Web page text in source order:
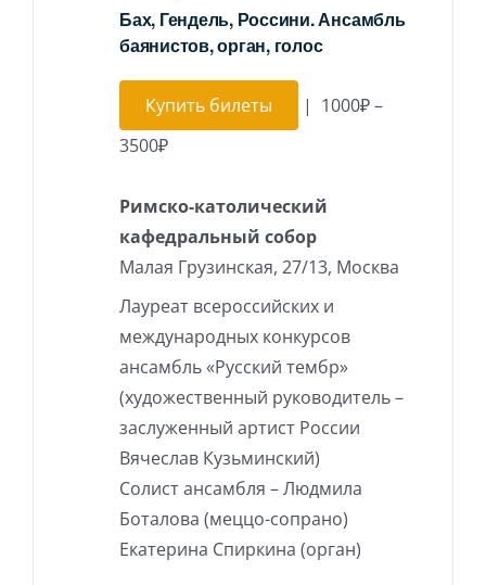
Бах, Гендель, Россини. Ансамбль
баянистов, орган, голос
Купить билеты | 1000₽ –
3500₽
Римско-католический
кафедральный собор
Малая Грузинская, 27/13, Москва
Лауреат всероссийских и
международных конкурсов
ансамбль «Русский тембр»
(художественный руководитель –
заслуженный артист России
Вячеслав Кузьминский)
Солист ансамбля – Людмила
Боталова (меццо-сопрано)
Екатерина Спиркина (орган)